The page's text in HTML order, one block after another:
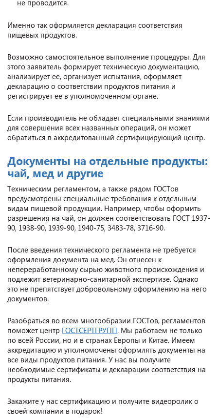
не проводится.
Именно так оформляется декларация соответствия
пищевых продуктов.
Возможно самостоятельное выполнение процедуры. Для
этого заявитель формирует техническую документацию,
анализирует ее, организует испытания, оформляет
декларацию о соответствии продуктов питания и
регистрирует ее в уполномоченном органе.
Если производитель не обладает специальными знаниями
для совершения всех названных операций, он может
обратиться в аккредитованный сертифицирующий центр.
Документы на отдельные продукты:
чай, мед и другие
Техническим регламентом, а также рядом ГОСТов
предусмотрены специальные требования к отдельным
видам пищевой продукции. Например, чтобы оформить
разрешения на чай, он должен соответствовать ГОСТ 1937-
90, 1938-90, 1939-90, 1940-75, 3483-78, 3716-90.
После введения технического регламента не требуется
оформления документа на мед. Он отнесен к
непереработанному сырью животного происхождения и
подлежит ветеринарно-санитарной экспертизе. Однако
это не препятствует добровольному оформлению на него
документов.
Разобраться во всем многообразии ГОСТов, регламентов
поможет центр ГОСТСЕРТГРУПП. Мы работаем не только
по всей России, но и в странах Европы и Китае. Имеем
аккредитацию и уполномочены оформлять документы на
все виды продуктов питания. У нас вы получите
необходимые сертификаты и декларации соответствия на
продукты питания.
Закажите у нас сертификацию и получите видеоролик о
своей компании в подарок!